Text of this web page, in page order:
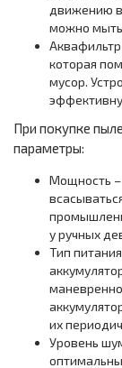
движению
можно мыть
которая
мусор.
При покупке
параметры:
Мощность –
у ручных
Тип
их
Уровень